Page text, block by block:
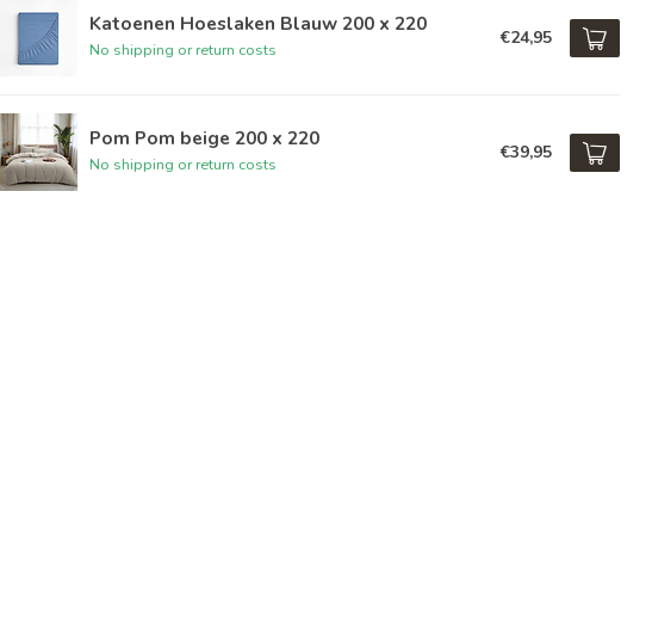
Katoenen Hoeslaken Blauw 200 x 220
No shipping or return costs
€24,95
Pom Pom beige 200 x 220
No shipping or return costs
€39,95